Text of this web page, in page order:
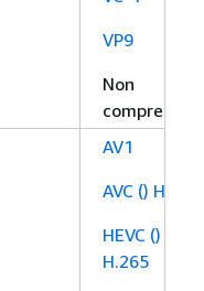
VP9
Non
compresso
AV1
AVC () H.264
HEVC ()
H.265